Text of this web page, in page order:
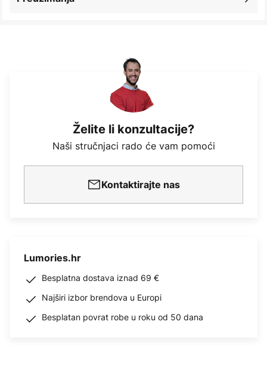
Želite li konzultacije?
Naši stručnjaci rado će vam pomoći
Kontaktirajte nas
Lumories.hr
Besplatna dostava iznad 69 €
Najširi izbor brendova u Europi
Besplatan povrat robe u roku od 50 dana